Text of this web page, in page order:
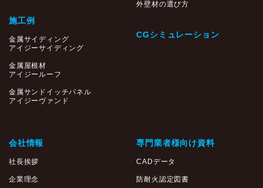
施工例
金属サイディング
アイジーサイディング
金属屋根材
アイジールーフ
金属サンドイッチパネル
アイジーヴァンド
会社情報
社長挨拶
企業理念
外壁材の選び方
CGシミュレーション
専門業者様向け資料
CADデータ
防耐火認定図書